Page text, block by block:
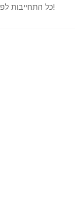
כל התחייבות לפרסם פוסט כזה או אחר. טיול נעים!